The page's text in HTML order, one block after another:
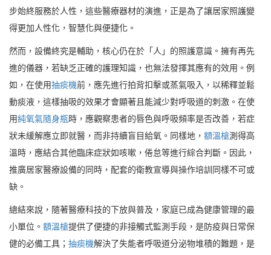
步始終服務於人性，這些醫療器材的演進，正是為了讓居家照護變
得更加人性化，智慧化與便捷化。
然而，設備終究是輔助，核心仍在於「人」的照護意識。擁有再先
進的儀器，若缺乏正確的護理知識，也無法發揮其應有的效用。例
如，在使用抽痰機前，應先進行拍背扣擊或蒸氣吸入，以稀釋並鬆
動痰液，這樣抽吸的效果才會顯著且能減少對呼吸道的刺激。在使
用純氧氣隨身瓶時，應觀察患者的唇色與呼吸頻率是否改善，若症
狀未緩解應立即就醫，而非持續盲目給氧。同樣地， 額溫槍測得高
溫時，應結合其他臨床症狀如咳嗽，倦怠等進行綜合判斷。因此，
推廣居家醫療設備的同時，配套的衛教宣導與操作培訓同樣不可或
缺。
總結來說，隨著醫療科技的下放與普及，家庭已成為健康管理的最
小單位。 額溫槍提供了便捷的非接觸式監測手段，是防疫與日常保
健的必備工具； 抽痰機解決了失能者呼吸道分泌物堆積的難題，是